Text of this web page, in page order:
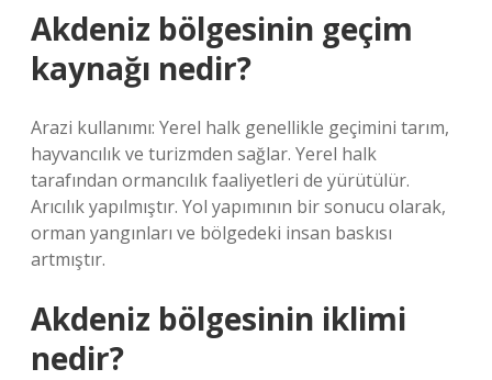
Akdeniz bölgesinin geçim
kaynağı nedir?
Arazi kullanımı: Yerel halk genellikle geçimini tarım,
hayvancılık ve turizmden sağlar. Yerel halk
tarafından ormancılık faaliyetleri de yürütülür.
Arıcılık yapılmıştır. Yol yapımının bir sonucu olarak,
orman yangınları ve bölgedeki insan baskısı
artmıştır.
Akdeniz bölgesinin iklimi
nedir?